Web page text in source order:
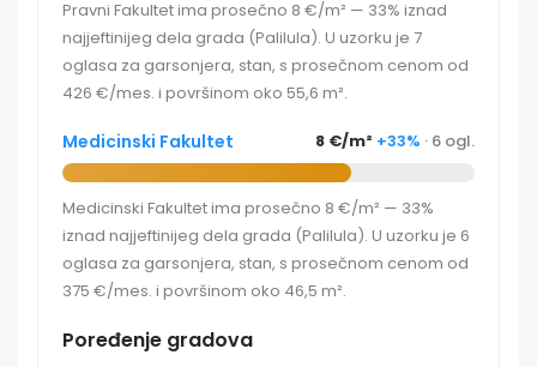
Pravni Fakultet ima prosečno 8 €/m² — 33% iznad
najjeftinijeg dela grada (Palilula). U uzorku je 7
oglasa za garsonjera, stan, s prosečnom cenom od
426 €/mes. i površinom oko 55,6 m².
Medicinski Fakultet 8 €/m² +33% · 6 ogl.
Medicinski Fakultet ima prosečno 8 €/m² — 33%
iznad najjeftinijeg dela grada (Palilula). U uzorku je 6
oglasa za garsonjera, stan, s prosečnom cenom od
375 €/mes. i površinom oko 46,5 m².
Poređenje gradova